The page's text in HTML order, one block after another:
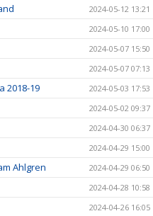
2024-05-12 13:21
2024-05-10 17:00
2024-05-07 15:50
2024-05-07 07:13
2018-19 2024-05-03 17:53
2024-05-02 09:37
2024-04-30 06:37
2024-04-29 15:00
Ahlgren 2024-04-29 06:50
2024-04-28 10:58
2024-04-26 16:05